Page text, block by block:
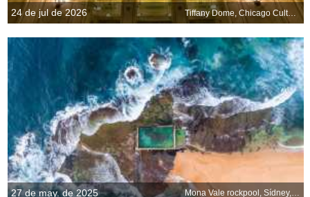
24 de jul de 2026 Tiffany Dome, Chicago Cultural Center, Illinois, EE. UU.
27 de may. de 2025 Mona Vale rockpool, Sídney, Australia